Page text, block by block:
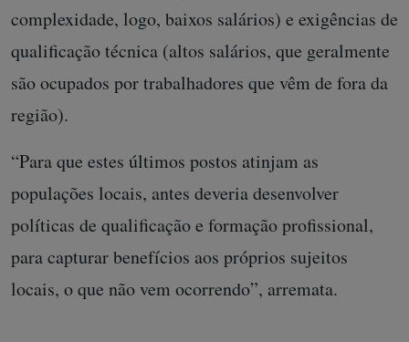
complexidade, logo, baixos salários) e exigências de
qualificação técnica (altos salários, que geralmente
são ocupados por trabalhadores que vêm de fora da
região).
“Para que estes últimos postos atinjam as
populações locais, antes deveria desenvolver
políticas de qualificação e formação profissional,
para capturar benefícios aos próprios sujeitos
locais, o que não vem ocorrendo”, arremata.